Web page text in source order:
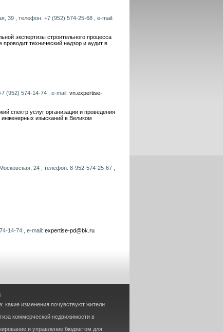
39 , телефон: +7 (952) 574-25-68 , e-mail:
экспертизы строительного процесса
технический надзор и аудит в
(952) 574-14-74 , e-mail: vn.expertise-
спектр услуг организации и проведения
инженерных изысканий в Великом
24 , телефон: 8-952-574-25-67 ,
14-74 , e-mail: expertise-pd@bk.ru
какие изменения почувствуют жители
коммерческой недвижимости в
и управление бюджетом для